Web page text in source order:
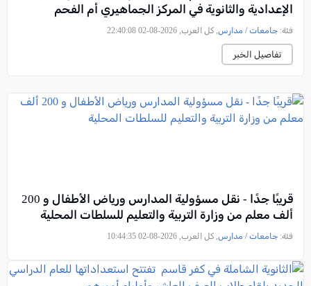
الإعدادية والثانوية في المركز الجماهيري أم الفحم
فئة: جامعات / مدارس , كل العرب, 2026-08-02 22:40:08
تفاصيل الخبر
قريبًا جدًا - نقل مسؤولية المدارس ورياض الأطفال و 200
ألف معلم من وزارة التربية والتعليم للسلطات المحلية
فئة: جامعات / مدارس , كل العرب, 2026-08-02 10:44:35